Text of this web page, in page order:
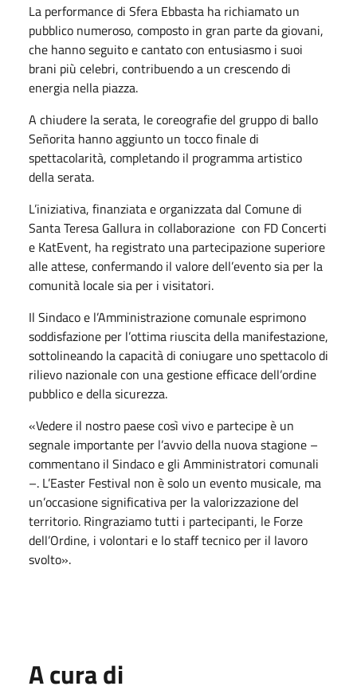
La performance di Sfera Ebbasta ha richiamato un
pubblico numeroso, composto in gran parte da giovani,
che hanno seguito e cantato con entusiasmo i suoi
brani più celebri, contribuendo a un crescendo di
energia nella piazza.
A chiudere la serata, le coreografie del gruppo di ballo
Señorita hanno aggiunto un tocco finale di
spettacolarità, completando il programma artistico
della serata.
L’iniziativa, finanziata e organizzata dal Comune di
Santa Teresa Gallura in collaborazione con FD Concerti
e KatEvent, ha registrato una partecipazione superiore
alle attese, confermando il valore dell’evento sia per la
comunità locale sia per i visitatori.
Il Sindaco e l’Amministrazione comunale esprimono
soddisfazione per l’ottima riuscita della manifestazione,
sottolineando la capacità di coniugare uno spettacolo di
rilievo nazionale con una gestione efficace dell’ordine
pubblico e della sicurezza.
«Vedere il nostro paese così vivo e partecipe è un
segnale importante per l’avvio della nuova stagione –
commentano il Sindaco e gli Amministratori comunali
–. L’Easter Festival non è solo un evento musicale, ma
un’occasione significativa per la valorizzazione del
territorio. Ringraziamo tutti i partecipanti, le Forze
dell’Ordine, i volontari e lo staff tecnico per il lavoro
svolto».
A cura di